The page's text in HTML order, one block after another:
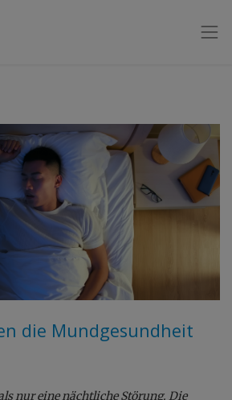
die Mundgesundheit
nur eine nächtliche Störung. Die